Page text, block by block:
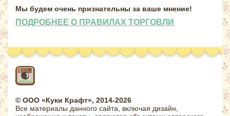
Мы будем очень признательны за ваше мнение!
ПОДРОБНЕЕ О ПРАВИЛАХ ТОРГОВЛИ
© ООО «Куки Крафт», 2014-2026
Все материалы данного сайта, включая дизайн,